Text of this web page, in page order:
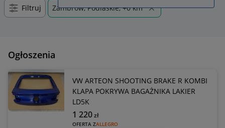
Filtruj Zambrów, Podlaskie, +0 km
Ogłoszenia
VW ARTEON SHOOTING BRAKE R KOMBI
KLAPA POKRYWA BAGAŻNIKA LAKIER
LD5K
OFERTA ZALLEGRO
1 220zł